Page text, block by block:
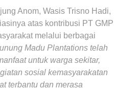
Anom, Wasis Trisno Hadi,
atas kontribusi PT GMP
melalui berbagai
Madu Plantations telah
untuk warga sekitar,
sosial kemasyarakatan
terbantu dan merasa